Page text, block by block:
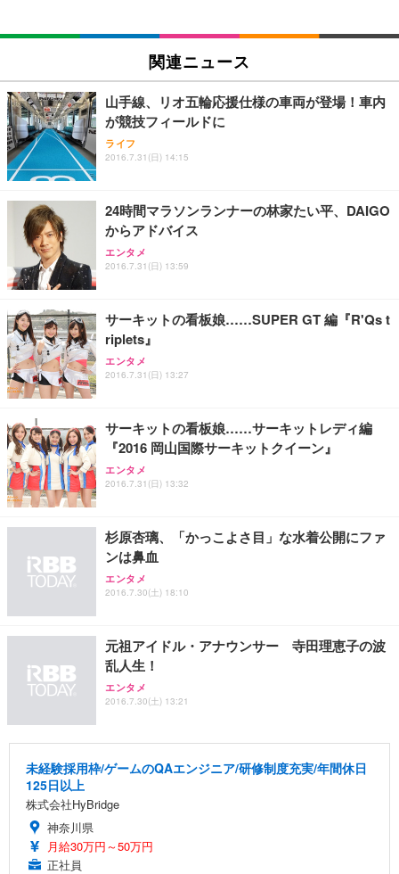
SIHOO B100 オフィスチェア／デスクチェア メッシ
ュチェア 人間工学 疲れない ブラック
￥27,999
Sezlife オフィスチェア デスクチェア 疲れない テレ
ワーク チェア 強化バックレスト 30度ロッキング機
能 人間工学 椅子 腰サポート 90度跳ね上げ式アーム
ョン PCチェア 通気性メッシュ ゲーミング/勉強/事
務用 おしゃれ パソコンチェア (ブラック)
Sezlife オフィスチェア デスクチェア 疲れない テレ
ワーク チェア 強化バックレスト 30度ロッキング機
能 人間工学 椅子 腰サポート 90度跳ね上げ式アーム
務用 おしゃれ パソコンチェア (ホワイト)
ANDWINT オフィスチェア デスクチェア 肘なし メ
ッシュ 通気性 ランバーサポート付き 腰サポート ガ
ス圧無段階昇降 360度回転 キャスター付き コンパク
EIZO ビジネス向けプレミアムモニター | FlexScan
￥109,572
【純正品】27"ゲーミングモニター DualSense 充電
フック付き（CFI-ZDM1J）
【整備済み品】Dell E2724HS 27インチ 液晶モニタ
ー フルHD（1920×1080）VA 非光沢 HDMI/DisplayP
ort/VGA スピーカー内蔵 高さ調整 スイベル VESA対
【MiniLED/24.5inch/280Hz/FHD】GRAPHT THE S
HOOTER Gaming Monitor 24” Essential ゲーミン
グモニター QD 24.5インチ 1ms FHD 量子ドット 残
Amazonベーシック ペットシーツ 厚型 ワイド 42枚
x2袋(84枚) ホワイト(吸収面:ライトブルー)
￥3,234
ネオ・ルーライフ ネオ・オムツ L 中型犬用 26枚入
り 単品
Smart Basic(スマートベーシック) 【Amazon.co.jp
限定】 Smart Basic アイリスオーヤマ ペットシーツ
超厚型 お徳用 ワイド 100枚入 (x 1) (ケース販売)
アイリスオーヤマ ペットシーツ 超厚型 お徳用 レギ
ュラー 200枚入【Amazon.co.jp限定】
関連ニュース
山手線、リオ五輪応援仕様の車両が登場！車内
が競技フィールドに
ライフ
2016.7.31(日) 14:15
24時間マラソンランナーの林家たい平、DAIGO
からアドバイス
エンタメ
2016.7.31(日) 13:59
サーキットの看板娘……SUPER GT 編『R'Qs t
riplets』
エンタメ
2016.7.31(日) 13:27
サーキットの看板娘……サーキットレディ編
『2016 岡山国際サーキットクイーン』
エンタメ
2016.7.31(日) 13:32
杉原杏璃、「かっこよさ目」な水着公開にファ
ンは鼻血
エンタメ
2016.7.30(土) 18:10
元祖アイドル・アナウンサー 寺田理恵子の波
乱人生！
エンタメ
2016.7.30(土) 13:21
未経験採用枠/ゲームのQAエンジニア/研修制度充実/年間休日
125日以上
株式会社HyBridge
神奈川県
月給30万円～50万円
正社員